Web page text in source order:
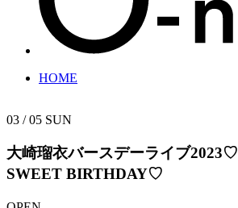
HOME
03 / 05 SUN
大崎瑠衣バースデーライブ2023♡
SWEET BIRTHDAY♡